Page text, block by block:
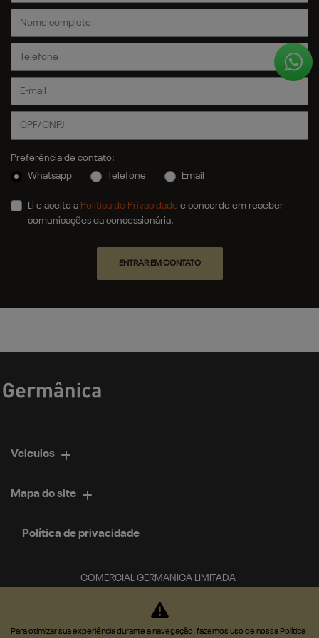
Preferência de contato:
Whatsapp
Telefone Email
Li e aceito a Política de Privacidade e concordo em receber
comunicações da concessionária.
ENTRAR EM CONTATO
Veiculos
Mapa do site
Política de privacidade
COMERCIAL GERMANICA LIMITADA
CNPJ: 02.952.561/0034-84
Para otimizar sua experiência durante a navegação, fazemos uso de nossa Política